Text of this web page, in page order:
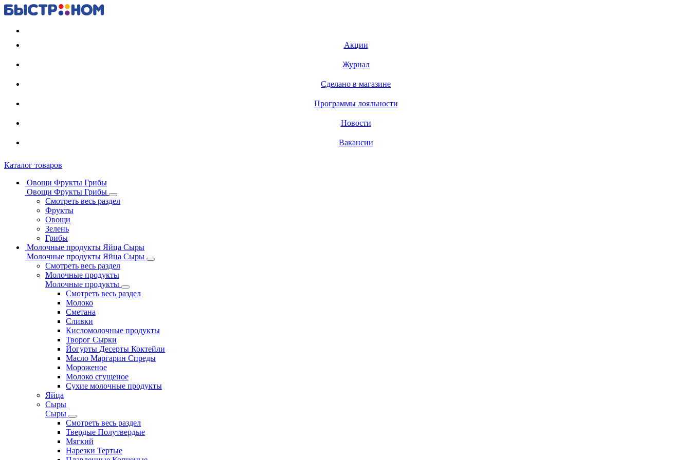
Акции
Журнал
Сделано в магазине
Программы лояльности
Новости
Вакансии
Каталог товаров
Овощи Фрукты Грибы
Овощи Фрукты Грибы
Смотреть весь раздел
Фрукты
Овощи
Зелень
Грибы
Молочные продукты Яйца Сыры
Молочные продукты Яйца Сыры
Смотреть весь раздел
Молочные продукты
Молочные продукты
Смотреть весь раздел
Молоко
Сметана
Сливки
Кисломолочные продукты
Творог Сырки
Йогурты Десерты Коктейли
Масло Маргарин Спреды
Мороженое
Молоко сгущеное
Сухие молочные продукты
Яйца
Сыры
Сыры
Смотреть весь раздел
Твердые Полутвердые
Мягкий
Нарезки Тертые